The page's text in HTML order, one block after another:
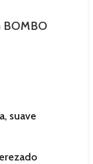
BOMBO
suave